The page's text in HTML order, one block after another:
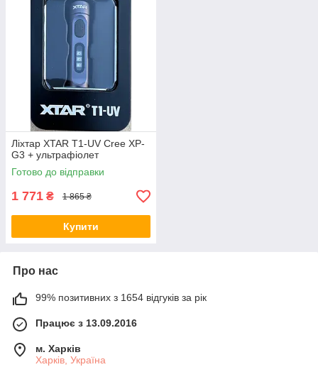
Ліхтар XTAR T1-UV Cree XP-
G3 + ультрафіолет
Готово до відправки
1 771 ₴ 1 865 ₴
Купити
Про нас
99% позитивних з 1654 відгуків за рік
Працює з 13.09.2016
м. Харків
Харків, Україна